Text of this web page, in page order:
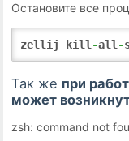
Остановите все
zellij kill-all-
Так же при
может
zsh: command not